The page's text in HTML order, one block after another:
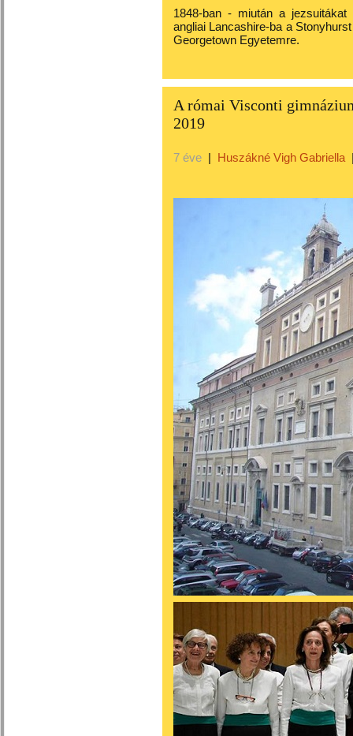
1848-ban - miután a
angliai Lancashire-ba a
Georgetown Egyetemre.
A római Visconti
2019
7 éve | Huszákné Vigh Gabriella